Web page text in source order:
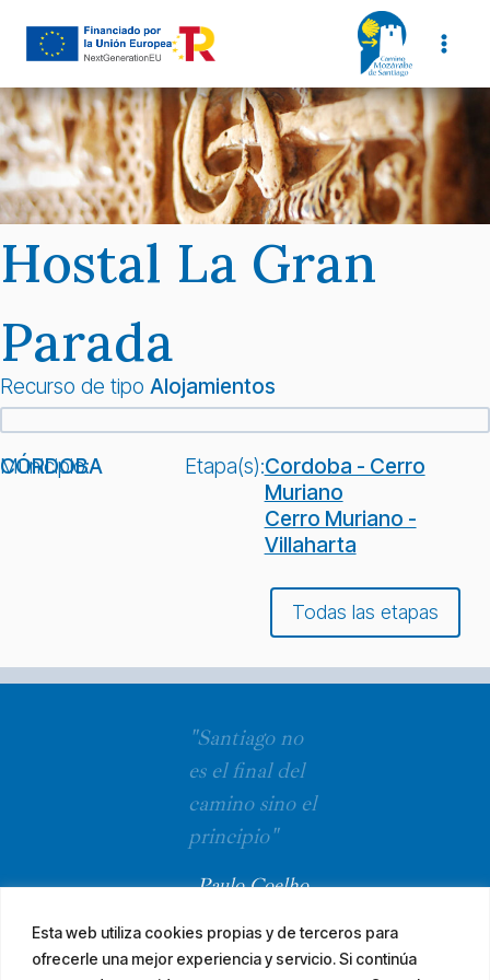
Esta web utiliza cookies propias y de terceros para
ofrecerle una mejor experiencia y servicio. Si continúa
Hostal La Gran
Parada
Recurso de tipo Alojamientos
Municipio:
CÓRDOBA Etapa(s):Cordoba - Cerro
Muriano
Cerro Muriano -
Villaharta
Todas las etapas
"Santiago no
es el final del
camino sino el
principio"
Paulo Coelho